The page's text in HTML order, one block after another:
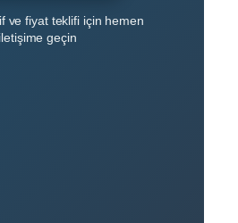
ve fiyat teklifi için hemen
iletişime geçin